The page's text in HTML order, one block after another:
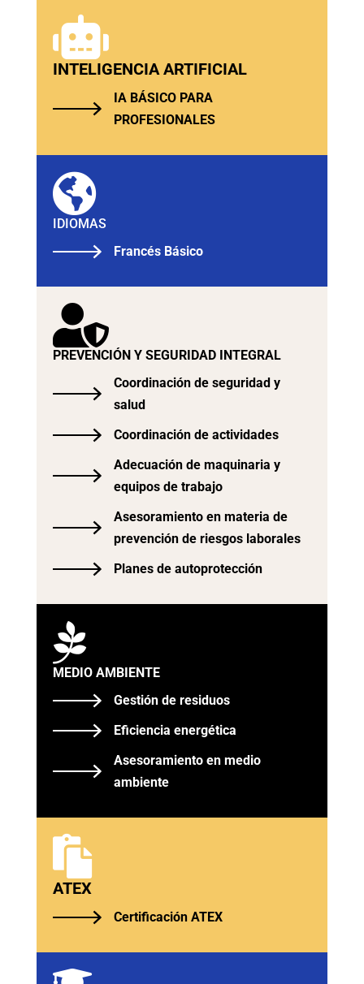

INTELIGENCIA ARTIFICIAL
IA BÁSICO PARA
PROFESIONALES

IDIOMAS
Francés Básico

PREVENCIÓN Y SEGURIDAD INTEGRAL
Coordinación de seguridad y
salud
Coordinación de actividades
Adecuación de maquinaria y
equipos de trabajo
Asesoramiento en materia de
prevención de riesgos laborales
Planes de autoprotección

MEDIO AMBIENTE
Gestión de residuos
Eficiencia energética
Asesoramiento en medio
ambiente

ATEX
Certificación ATEX